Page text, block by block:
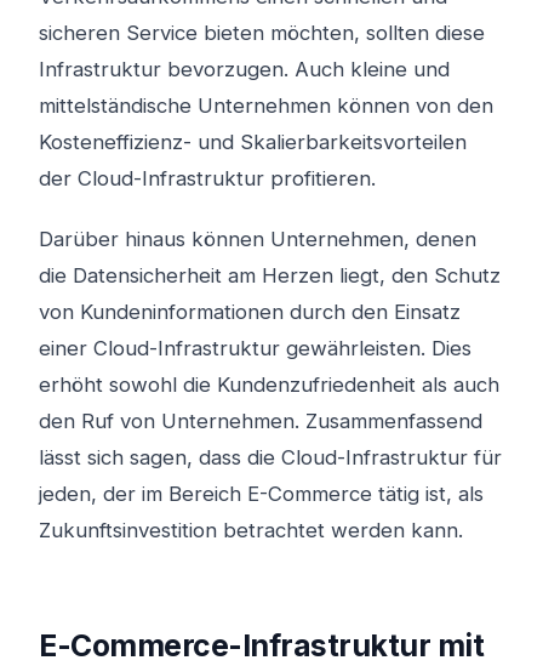
sicheren Service bieten möchten, sollten diese
Infrastruktur bevorzugen. Auch kleine und
mittelständische Unternehmen können von den
Kosteneffizienz- und Skalierbarkeitsvorteilen
der Cloud-Infrastruktur profitieren.
Darüber hinaus können Unternehmen, denen
die Datensicherheit am Herzen liegt, den Schutz
von Kundeninformationen durch den Einsatz
einer Cloud-Infrastruktur gewährleisten. Dies
erhöht sowohl die Kundenzufriedenheit als auch
den Ruf von Unternehmen. Zusammenfassend
lässt sich sagen, dass die Cloud-Infrastruktur für
jeden, der im Bereich E-Commerce tätig ist, als
Zukunftsinvestition betrachtet werden kann.
E-Commerce-Infrastruktur mit